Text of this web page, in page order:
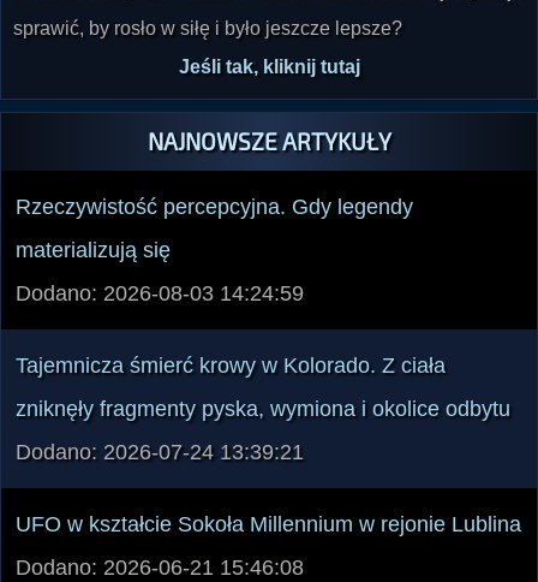
sprawić, by rosło w siłę i było jeszcze lepsze?
Jeśli tak, kliknij tutaj
NAJNOWSZE ARTYKUŁY
Rzeczywistość percepcyjna. Gdy legendy
materializują się
Dodano: 2026-08-03 14:24:59
Tajemnicza śmierć krowy w Kolorado. Z ciała
zniknęły fragmenty pyska, wymiona i okolice odbytu
Dodano: 2026-07-24 13:39:21
UFO w kształcie Sokoła Millennium w rejonie Lublina
Dodano: 2026-06-21 15:46:08